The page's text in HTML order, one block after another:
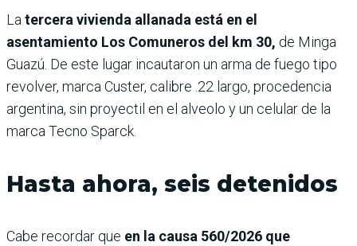
Latercera vivienda allanada está en el
asentamiento Los Comuneros del km 30, de Minga
Guazú. De este lugar incautaron un arma de fuego tipo
revolver, marca Custer, calibre .22 largo, procedencia
argentina, sin proyectil en el alveolo y un celular de la
marca Tecno Sparck.
Hasta ahora, seis detenidos
Cabe recordar que en la causa 560/2026 que